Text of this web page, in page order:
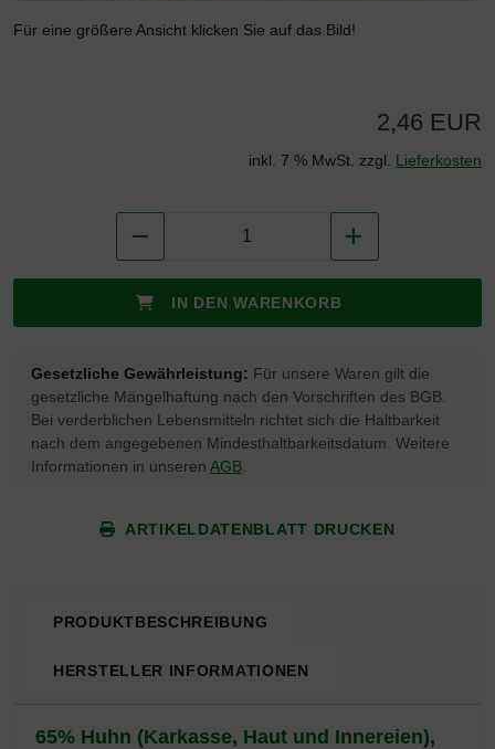
Für eine größere Ansicht klicken Sie auf das Bild!
2,46 EUR
inkl. 7 % MwSt. zzgl. Lieferkosten
IN DEN WARENKORB
Gesetzliche Gewährleistung: Für unsere Waren gilt die
gesetzliche Mängelhaftung nach den Vorschriften des BGB.
Bei verderblichen Lebensmitteln richtet sich die Haltbarkeit
nach dem angegebenen Mindesthaltbarkeitsdatum. Weitere
Informationen in unseren AGB
ARTIKELDATENBLATT DRUCKEN
PRODUKTBESCHREIBUNG
HERSTELLER INFORMATIONEN
Produktbeschreibung
65% Huhn (Karkasse, Haut und Innereien),